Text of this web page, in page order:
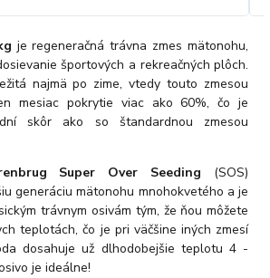
k dispozici ani u něj, museli jsme objednávku
jednání. O to více nás mrzí, že i přes naši
a maximální snahu náš obchod
je regeneračná trávna zmes mätonohu,
športových a rekreačných plôch.
najmä po zime, vtedy touto zmesou
mesiac pokrytie viac ako 60%, čo je
skôr ako so štandardnou zmesou
Super Over Seeding (SOS)
generáciu mätonohu mnohokvetého a je
trávnym osivám tým, že ňou môžete
teplotách, čo je pri väčšine iných zmesí
dosahuje už dlhodobejšie teplotu 4 -
je ideálne!